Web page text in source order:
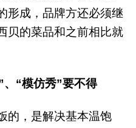
形成，品牌方还必须继
贝的菜品和之前相比就
、“模仿秀”要不得
的，是解决基本温饱